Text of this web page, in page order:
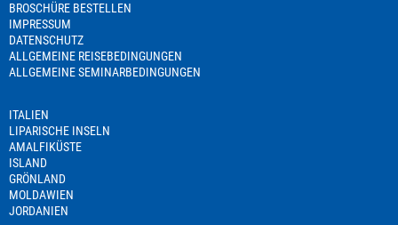
BROSCHÜRE BESTELLEN
IMPRESSUM
DATENSCHUTZ
ALLGEMEINE REISEBEDINGUNGEN
ALLGEMEINE SEMINARBEDINGUNGEN
ITALIEN
LIPARISCHE INSELN
AMALFIKÜSTE
ISLAND
GRÖNLAND
MOLDAWIEN
JORDANIEN